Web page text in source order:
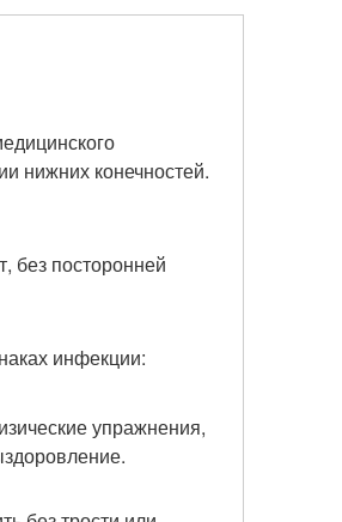
нижних конечностей.
без посторонней
инфекции:
упражнения,